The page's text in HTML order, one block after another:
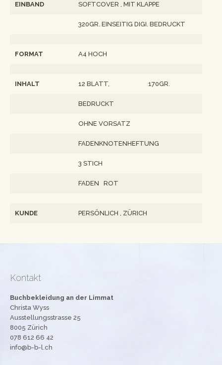
EINBAND SOFTCOVER , MIT KLAPPE
320GR. EINSEITIG DIGI. BEDRUCKT
FORMAT A4 HOCH
INHALT 12 BLATT, 170GR.
BEDRUCKT
OHNE VORSATZ
FADENKNOTENHEFTUNG
3 STICH
FADEN ROT
KUNDE PERSÖNLICH , ZÜRICH
Kontakt
Buchbekleidung an der Limmat
Christa Wyss
Ausstellungsstrasse 25
8005 Zürich
078 612 66 42
info@b-b-l.ch